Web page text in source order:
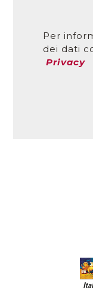
Per
dei dati
Privacy